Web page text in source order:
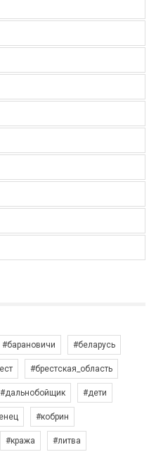
#барановичи #беларусь
#брестская_область
#дальнобойщик #дети
#кобрин
#кража #литва